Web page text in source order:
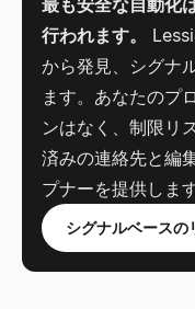
行われます。
から発見、シグナ
ます。あなたのプ
ンはなく、制限リ
済みの連絡先と編
プナーを提供します
シグナルベース